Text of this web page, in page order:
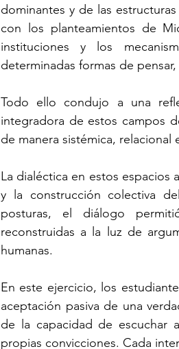
dominantes y de las
con los planteamientos de
instituciones y los
determinadas formas de
Todo ello condujo a una
integradora de estos campos
de manera sistémica,
La dialéctica en estos espacios
y la construcción colectiva
posturas, el diálogo
reconstruidas a la luz de
humanas.
En este ejercicio, los
aceptación pasiva de una
de la capacidad de escuchar
propias convicciones. Cada